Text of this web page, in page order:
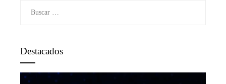
Destacados